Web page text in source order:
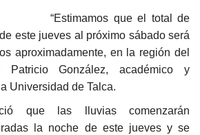
que el total de
este jueves al próximo sábado será
aproximadamente, en la región del
Patricio González, académico y
Universidad de Talca.
que las lluvias comenzarán
la noche de este jueves y se